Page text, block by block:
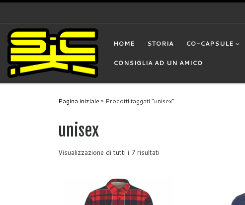
HOME STORIA CO-CAPSULE
CONSIGLIA AD UN AMICO
Pagina iniziale » Prodotti taggati “unisex”
unisex
Visualizzazione di tutti i 7 risultati